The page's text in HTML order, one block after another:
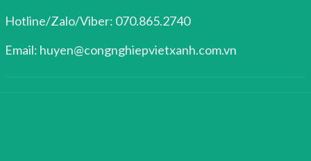
Hotline/Zalo/Viber: 070.865.2740
Email: huyen@congnghiepvietxanh.com.vn